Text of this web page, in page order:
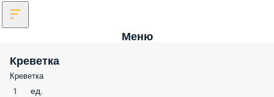
Меню
Креветка
Креветка
1 ед.